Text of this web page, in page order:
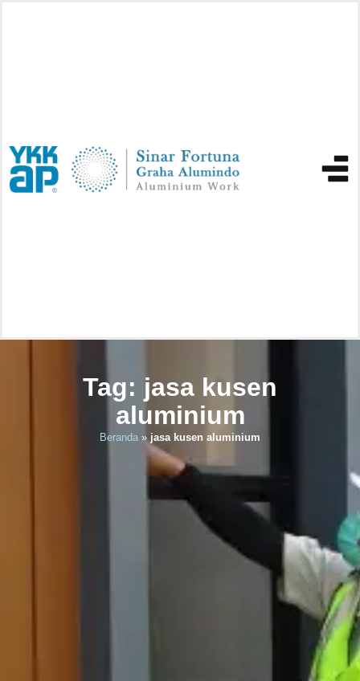
Tag: jasa kusen
aluminium
Beranda » jasa kusen aluminium